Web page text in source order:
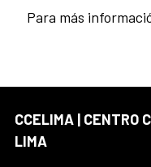
Para más
CCELIMA | CENTRO
LIMA